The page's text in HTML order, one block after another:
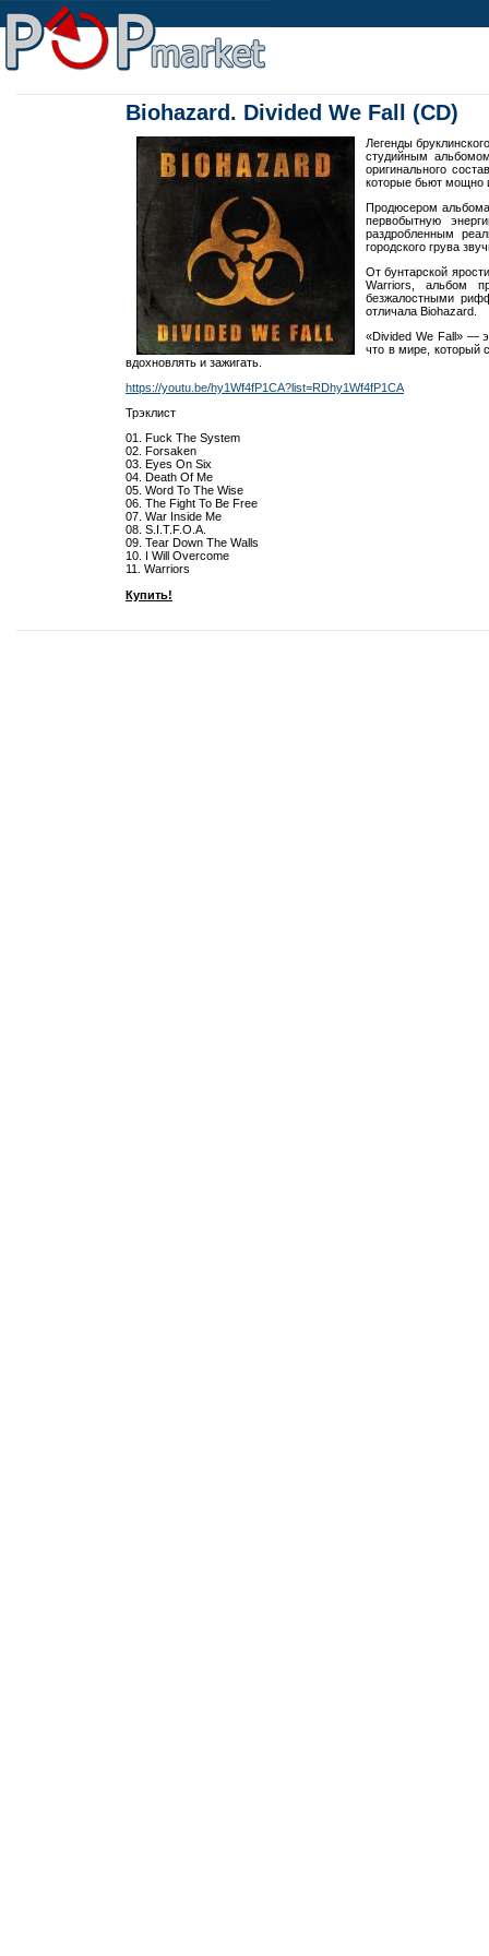
Biohazard. Divided We Fall (CD)
Легенды
студийным
оригинального
которые бьют мощно
Продюсером
первобытную
раздробленным
городского грува
От бунтарской
Warriors, альбом
безжалостными
отличала Biohazard.
«Divided We Fall» —
что в мире, который
вдохновлять и зажигать.
https://youtu.be/hy1Wf4fP1CA?list=RDhy1Wf4fP1CA
Трэклист
01. Fuck The System
02. Forsaken
03. Eyes On Six
04. Death Of Me
05. Word To The Wise
06. The Fight To Be Free
07. War Inside Me
08. S.I.T.F.O.A.
09. Tear Down The Walls
10. I Will Overcome
11. Warriors
Купить!